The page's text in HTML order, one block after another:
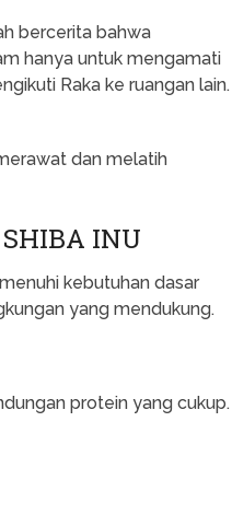
bercerita bahwa
hanya untuk mengamati
Raka ke ruangan lain.
dan melatih
INU
kebutuhan dasar
yang mendukung.
protein yang cukup.